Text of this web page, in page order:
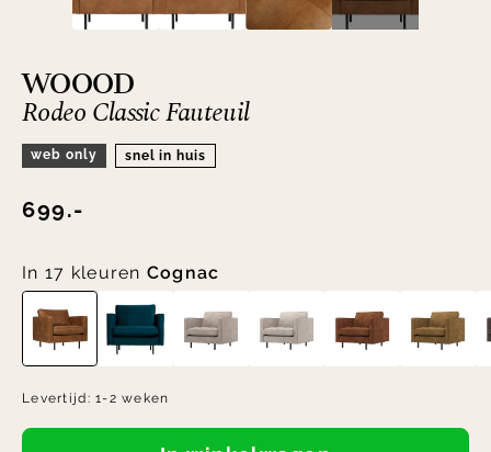
WOOOD
Rodeo Classic Fauteuil
web only snel in huis
699.-
In 17 kleuren Cognac
Levertijd:1-2 weken